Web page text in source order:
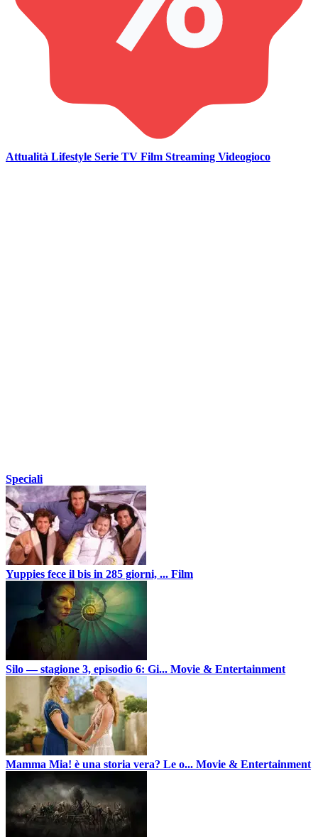
Attualità Lifestyle Serie TV Film Streaming Videogioco
Speciali
Yuppies fece il bis in 285 giorni, ... Film
Silo — stagione 3, episodio 6: Gi... Movie & Entertainment
Mamma Mia! è una storia vera? Le o... Movie & Entertainment